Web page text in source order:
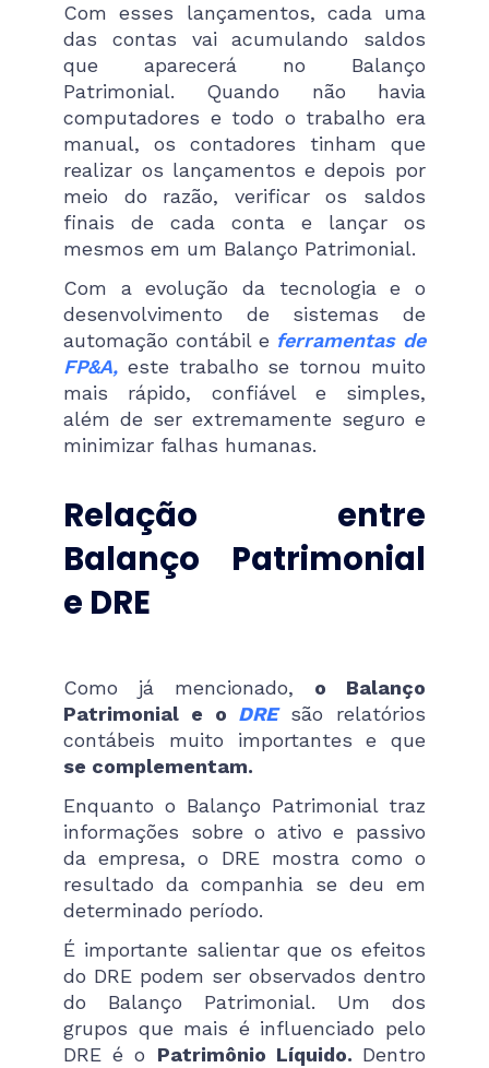
Com esses lançamentos, cada uma
das contas vai acumulando saldos
que aparecerá no Balanço
Patrimonial. Quando não havia
computadores e todo o trabalho era
manual, os contadores tinham que
realizar os lançamentos e depois por
meio do razão, verificar os saldos
finais de cada conta e lançar os
mesmos em um Balanço Patrimonial.
Com a evolução da tecnologia e o
desenvolvimento de sistemas de
automação contábil e ferramentas de
FP&A, este trabalho se tornou muito
mais rápido, confiável e simples,
além de ser extremamente seguro e
minimizar falhas humanas.
Relação entre
Balanço Patrimonial
e DRE
Como já mencionado, o Balanço
Patrimonial e o DREsão relatórios
contábeis muito importantes e que
se complementam.
Enquanto o Balanço Patrimonial traz
informações sobre o ativo e passivo
da empresa, o DRE mostra como o
resultado da companhia se deu em
determinado período.
É importante salientar que os efeitos
do DRE podem ser observados dentro
do Balanço Patrimonial. Um dos
grupos que mais é influenciado pelo
DRE é o Patrimônio Líquido. Dentro